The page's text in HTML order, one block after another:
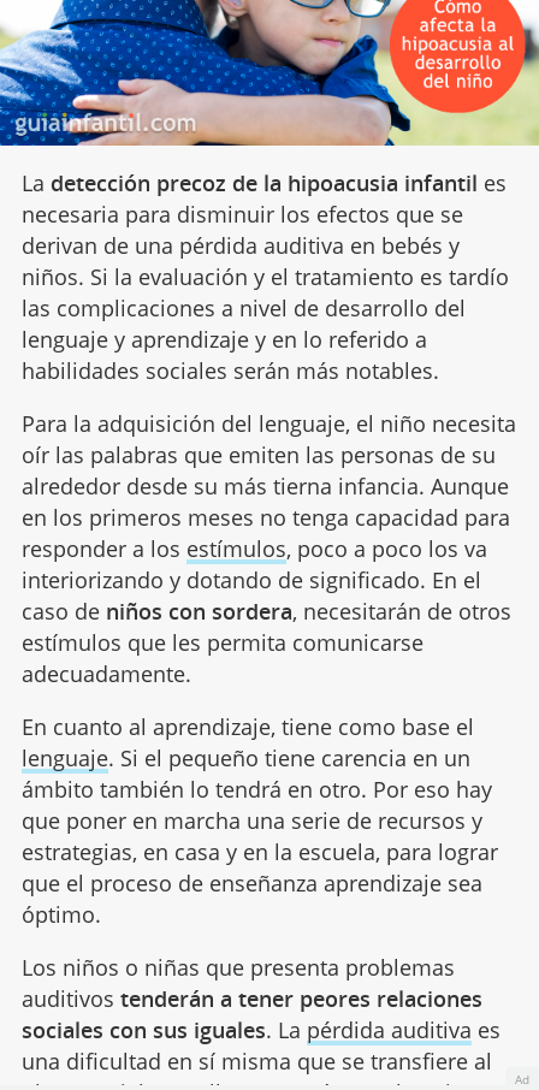
La detección precoz de la hipoacusia infantil es
necesaria para disminuir los efectos que se
derivan de una pérdida auditiva en bebés y
niños. Si la evaluación y el tratamiento es tardío
las complicaciones a nivel de desarrollo del
lenguaje y aprendizaje y en lo referido a
habilidades sociales serán más notables.
Para la adquisición del lenguaje, el niño necesita
oír las palabras que emiten las personas de su
alrededor desde su más tierna infancia. Aunque
en los primeros meses no tenga capacidad para
responder a los estímulos, poco a poco los va
interiorizando y dotando de significado. En el
caso de niños con sordera, necesitarán de otros
estímulos que les permita comunicarse
adecuadamente.
En cuanto al aprendizaje, tiene como base el
lenguaje. Si el pequeño tiene carencia en un
ámbito también lo tendrá en otro. Por eso hay
que poner en marcha una serie de recursos y
estrategias, en casa y en la escuela, para lograr
que el proceso de enseñanza aprendizaje sea
óptimo.
Los niños o niñas que presenta problemas
auditivos tenderán a tener peores relaciones
sociales con sus iguales. La pérdida auditiva es
una dificultad en sí misma que se transfiere al
Ad